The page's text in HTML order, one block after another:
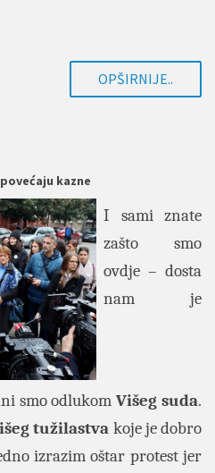
OPŠIRNIJE..
kazne
I sami znate
zašto smo
ovdje – dosta
nam je
smo odlukomVišeg suda.
tužilastva koje je dobro
izrazim oštar protest jer